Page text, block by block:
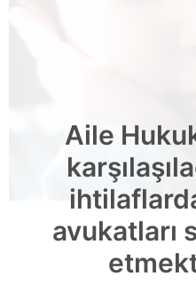
Aile
avukatları